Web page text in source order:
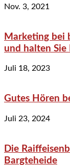
Nov. 3, 2021
Marketing bei
und halten Sie
Juli 18, 2023
Gutes Hören
Juli 23, 2024
Die
Bargteheide